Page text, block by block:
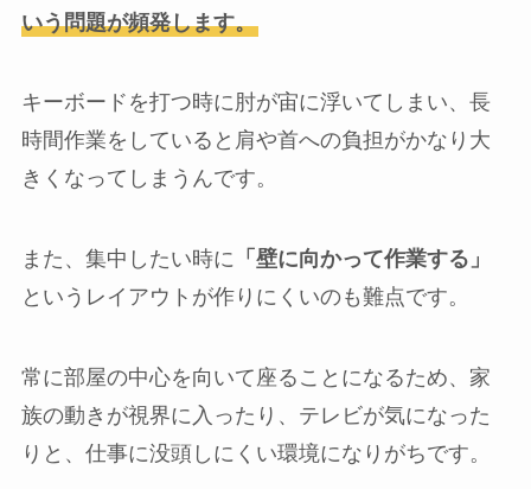
いう問題が頻発します。
キーボードを打つ時に肘が宙に浮いてしまい、長
時間作業をしていると肩や首への負担がかなり大
きくなってしまうんです。
また、集中したい時に 「壁に向かって作業する」
というレイアウトが作りにくいのも難点です。
常に部屋の中心を向いて座ることになるため、家
族の動きが視界に入ったり、テレビが気になった
りと、仕事に没頭しにくい環境になりがちです。